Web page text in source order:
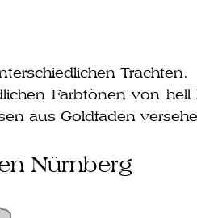
Trachten.
Farbtönen von
aus Goldfaden
Nürnberg